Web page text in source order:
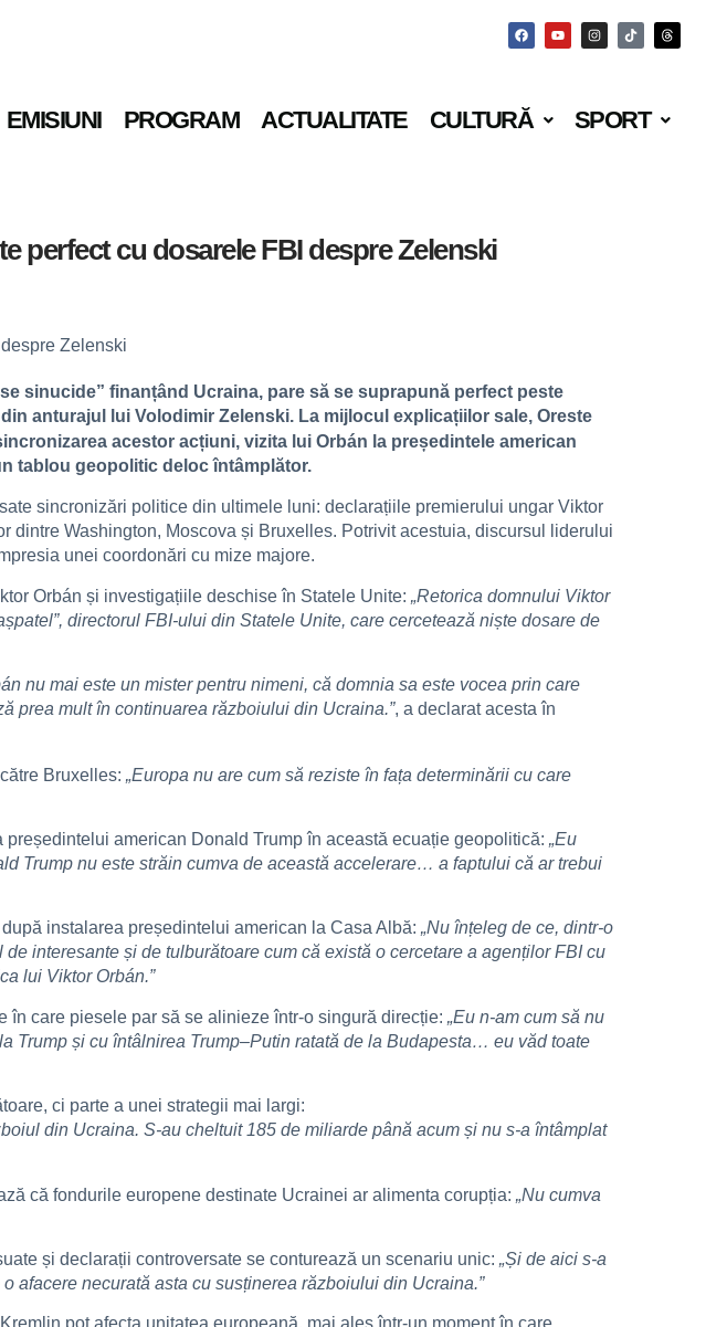
EMISIUNI PROGRAM ACTUALITATE CULTURĂ SPORT
perfect cu dosarele FBI despre Zelenski
sinucide” finanțând Ucraina, pare să se suprapună perfect peste
anturajul lui Volodimir Zelenski. La mijlocul explicațiilor sale, Oreste
acestor acțiuni, vizita lui Orbán la președintele american
tablou geopolitic deloc întâmplător.
sincronizări politice din ultimele luni: declarațiile premierului ungar Viktor
Washington, Moscova și Bruxelles. Potrivit acestuia, discursul liderului
unei coordonări cu mize majore.
Orbán și investigațiile deschise în Statele Unite: „Retorica domnului Viktor
directorul FBI-ului din Statele Unite, care cercetează niște dosare de
nu mai este un mister pentru nimeni, că domnia sa este vocea prin care
prea mult în continuarea războiului din Ucraina.”, a declarat acesta în
Bruxelles: „Europa nu are cum să reziste în fața determinării cu care
american Donald Trump în această ecuație geopolitică: „Eu
Trump nu este străin cumva de această accelerare… a faptului că ar trebui
instalarea președintelui american la Casa Albă: „Nu înțeleg de ce, dintr-o
interesante și de tulburătoare cum că există o cercetare a agenților FBI cu
lui Viktor Orbán.”
în care piesele par să se alinieze într-o singură direcție: „Eu n-am cum să nu
Trump și cu întâlnirea Trump–Putin ratată de la Budapesta… eu văd toate
ci parte a unei strategii mai largi:
din Ucraina. S-au cheltuit 185 de miliarde până acum și nu s-a întâmplat
că fondurile europene destinate Ucrainei ar alimenta corupția: „Nu cumva
și declarații controversate se conturează un scenariu unic: „Și de aici s-a
afacere necurată asta cu susținerea războiului din Ucraina.”